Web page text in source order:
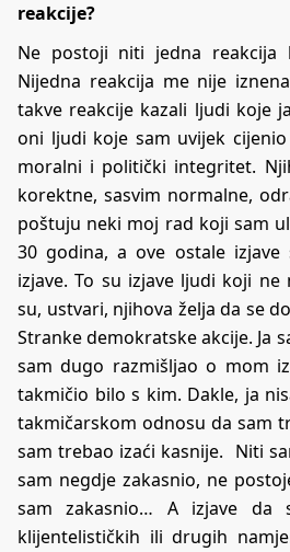
reakcije?
Ne postoji niti jedna reakcija
Nijedna reakcija me nije
takve reakcije kazali ljudi koje
oni ljudi koje sam uvijek
moralni i politički integritet.
korektne, sasvim normalne,
poštuju neki moj rad koji sam
30 godina, a ove ostale
izjave. To su izjave ljudi koji
su, ustvari, njihova želja da se
Stranke demokratske akcije. Ja
sam dugo razmišljao o mom
takmičio bilo s kim. Dakle, ja
takmičarskom odnosu da sam
sam trebao izaći kasnije. Niti
sam negdje zakasnio, ne
sam zakasnio… A izjave da
klijentelističkih ili drugih